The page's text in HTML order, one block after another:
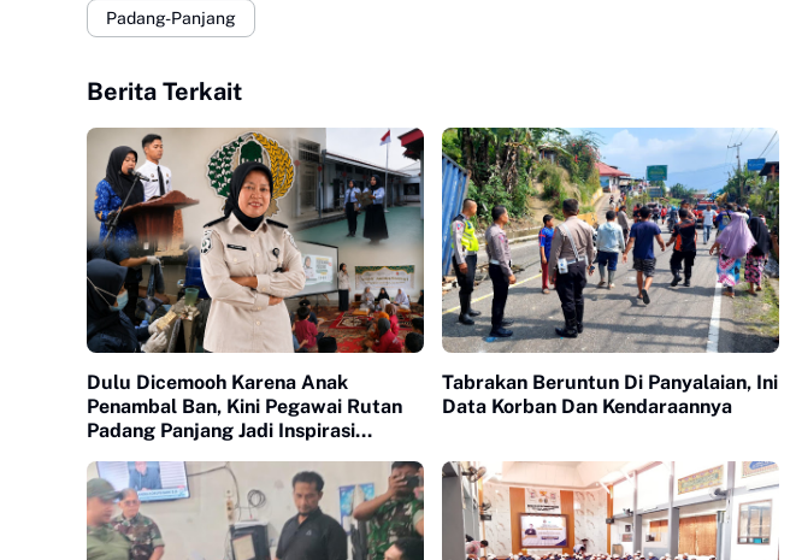
Padang-Panjang
Berita Terkait
Dulu Dicemooh Karena Anak
Penambal Ban, Kini Pegawai Rutan
Padang Panjang Jadi Inspirasi
Tabrakan Beruntun Di Panyalaian, Ini
Data Korban Dan Kendaraannya